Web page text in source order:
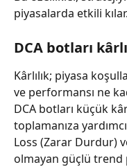
piyasalarda etkili kılar.
DCA botları
Kârlılık; piyasa
ve performansı ne
DCA botları küçük
toplamanıza
Loss (Zarar Durdur)
olmayan güçlü trend